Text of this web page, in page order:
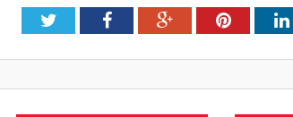
TwitterFacebookGoogle+Pinterest